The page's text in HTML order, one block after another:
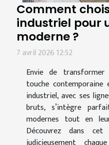
Comment
industriel pour
moderne ?
7 avril 2026 12:52
Envie de
touche
industriel, avec ses
bruts, s’intègre
modernes tout en
Découvrez dans